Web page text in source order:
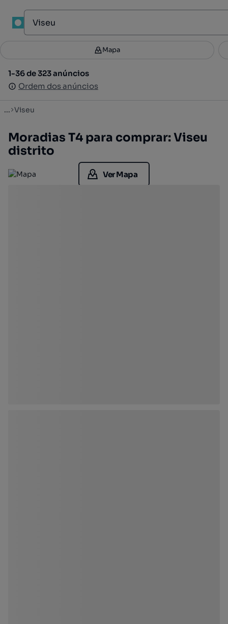
Filtros 3
1-36 de 323 anúncios
Ordem dos anúncios
Mapa
1-36 de 323 anúncios
Ordem dos anúncios
... Viseu
Moradias T4 para comprar: Viseu
distrito
Ver Mapa